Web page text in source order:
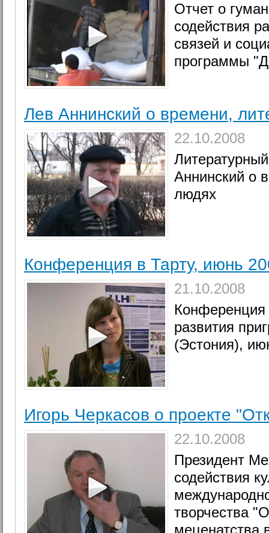
Отчет о
содействия
связей и
программы
Лев Аннинский о времени,
22.10.2008
Аннинский о
людях
Конференция в Тарту, июнь
21.10.2008
Конференция
развития
(Эстония),
Игорь Черкасов о проекте
22.10.2008
Президент
содействия
творчества